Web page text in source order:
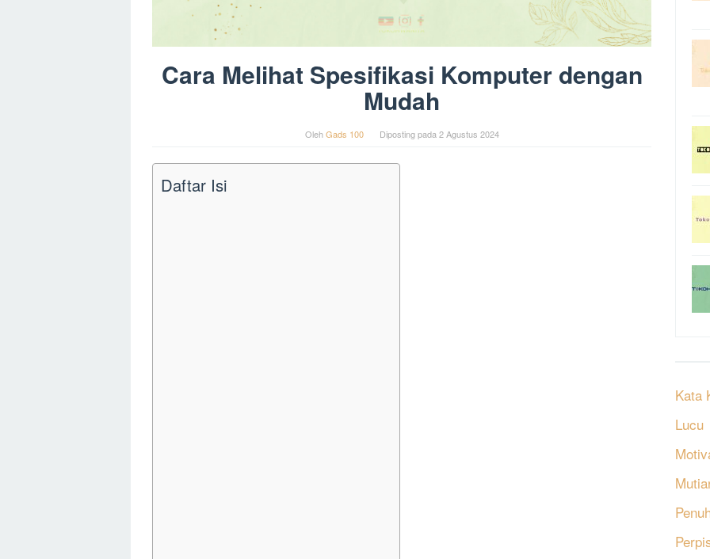
Cara Melihat Spesifikasi Komputer dengan
Mudah
OlehGads 100 Diposting pada 2 Agustus 2024
Daftar Isi
Kata
Lucu